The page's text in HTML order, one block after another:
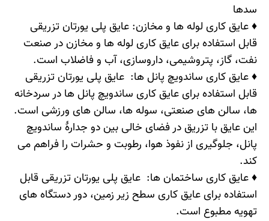
سد‌ها
♦ عایق کاری لوله ها و مخازن: عایق پلی یورتان تزریقی
قابل استفاده برای عایق کاری لوله ها و مخازن در صنعت
نفت، گاز، پتروشیمی، داروسازی، آب و فاضلاب است.
♦ عایق کاری ساندویچ پانل ها: عایق پلی یورتان تزریقی
قابل استفاده برای عایق کاری ساندویچ پانل ها در سردخانه
ها، سالن های صنعتی، سوله ها، سالن های ورزشی است.
این عایق با تزریق در فضای خالی بین دو جدارۀ ساندویچ
پانل، جلوگیری از نفوذ هوا، رطوبت و حشرات را فراهم می
کند.
♦ عایق کاری ساختمان ها: عایق پلی یورتان تزریقی قابل
استفاده برای عایق کاری سطح زیر زمین، دور دستگاه های
تهویه مطبوع است.